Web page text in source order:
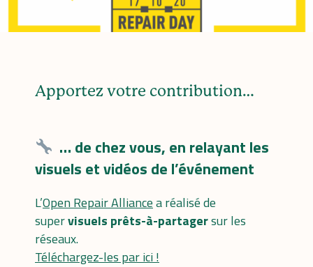
Apportez votre contribution…
… de chez vous, en relayant les
visuels et vidéos de l’événement
L’Open Repair Alliancea réalisé de
supervisuels prêts-à-partagersur les
réseaux.
Téléchargez-les par ici !